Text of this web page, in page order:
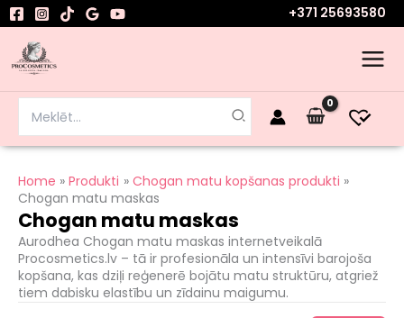
Skip
to
content
+371 25693580
for:
Home Produkti
Chogan matu kopšanas produkti
Chogan matu maskas
Chogan matu maskas
Aurodhea Chogan matu maskas internetveikalā
Procosmetics.lv – tā ir profesionāla un intensīvi barojoša
kopšana, kas dziļi reģenerē bojātu matu struktūru, atgriež
tiem dabisku elastību un zīdainu maigumu.
latest